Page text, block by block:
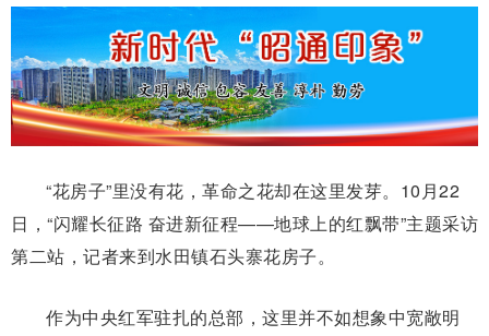
“花房子”里没有花，革命之花却在这里发芽。10月22
日，“闪耀长征路 奋进新征程——地球上的红飘带”主题采访
第二站，记者来到水田镇石头寨花房子。
作为中央红军驻扎的总部，这里并不如想象中宽敞明